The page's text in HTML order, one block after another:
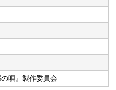
唄』製作委員会